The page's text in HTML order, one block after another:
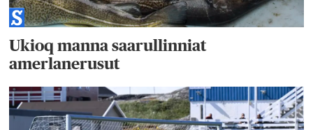
Ukioq manna saarullinniat
amerlanerusut